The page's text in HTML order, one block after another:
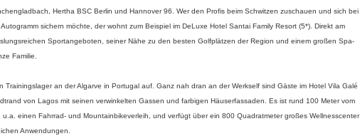
Hertha BSC Berlin und Hannover 96. Wer den Profis beim Schwitzen zuschauen und sich bei
sichern möchte, der wohnt zum Beispiel im DeLuxe Hotel Santai Family Resort (5*). Direkt am
Sportangeboten, seiner Nähe zu den besten Golfplätzen der Region und einem großen Spa-
Familie.
Trainingslager an der Algarve in Portugal auf. Ganz nah dran an der Werkself sind Gäste im Hotel Vila Galé
von Lagos mit seinen verwinkelten Gassen und farbigen Häuserfassaden. Es ist rund 100 Meter vom
einen Fahrrad- und Mountainbikeverleih, und verfügt über ein 800 Quadratmeter großes Wellnesscenter
Anwendungen.